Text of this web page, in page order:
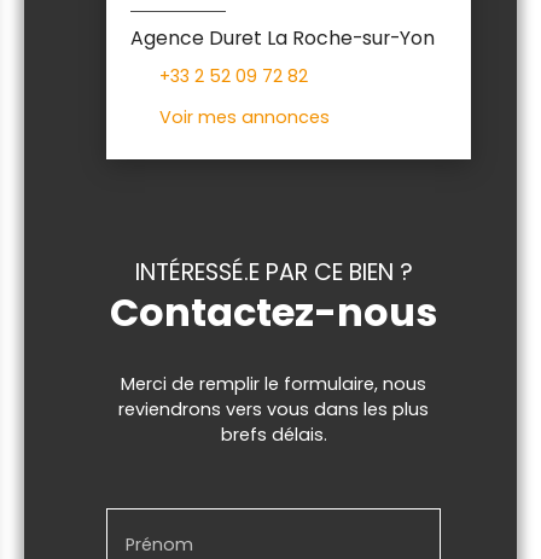
Agence Duret La Roche-sur-Yon
+33 2 52 09 72 82
Voir mes annonces
INTÉRESSÉ.E PAR CE BIEN ?
Contactez-nous
Merci de remplir le formulaire, nous
reviendrons vers vous dans les plus
brefs délais.
Prénom